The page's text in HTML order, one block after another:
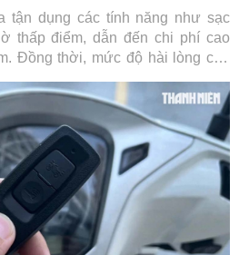
tận dụng các tính năng như sạc
thấp điểm, dẫn đến chi phí cao
Đồng thời, mức độ hài lòng của